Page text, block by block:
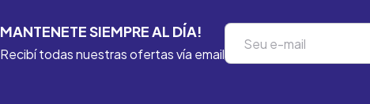
MANTENETE SIEMPRE AL DÍA!
Recibí todas nuestras ofertas vía email